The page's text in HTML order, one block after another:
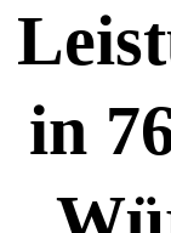
in